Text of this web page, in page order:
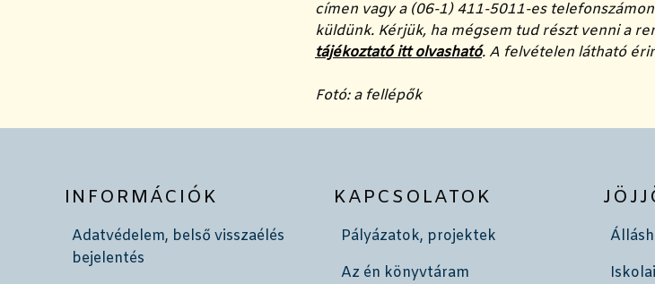
címen vagy a (06-1) 411-5011-es
küldünk. Kérjük, ha mégsem tud részt venni a
tájékoztató itt olvasható. A felvételen látható
Fotó: a fellépők
INFORMÁCIÓK
Adatvédelem, belső visszaélés
bejelentés
KAPCSOLATOK
Pályázatok, projektek
Az én könyvtáram